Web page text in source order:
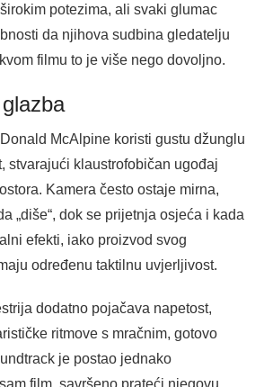
potezima, ali svaki glumac
da njihova sudbina gledatelju
filmu to je više nego dovoljno.
McAlpine koristi gustu džunglu
stvarajući klaustrofobičan ugođaj
Kamera često ostaje mirna,
„diše“, dok se prijetnja osjeća i kada
efekti, iako proizvod svog
određenu taktilnu uvjerljivost.
dodatno pojačava napetost,
ritmove s mračnim, gotovo
je postao jednako
film, savršeno prateći njegovu